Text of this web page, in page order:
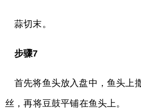
蒜切末。
步骤7
首先将鱼头放入盘中，鱼头上
丝，再将豆鼓平铺在鱼头上。